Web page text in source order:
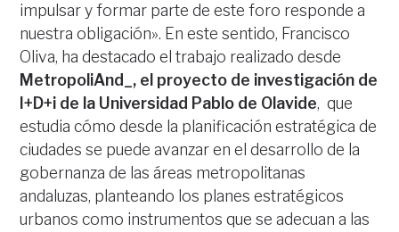
impulsar y formar parte de este foro responde a
nuestra obligación». En este sentido, Francisco
Oliva, ha destacado el trabajo realizado desde
MetropoliAnd_, el proyecto de investigación de
I+D+i de la Universidad Pablo de Olavide, que
estudia cómo desde la planificación estratégica de
ciudades se puede avanzar en el desarrollo de la
gobernanza de las áreas metropolitanas
andaluzas, planteando los planes estratégicos
urbanos como instrumentos que se adecuan a las